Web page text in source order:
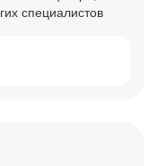
специалистов